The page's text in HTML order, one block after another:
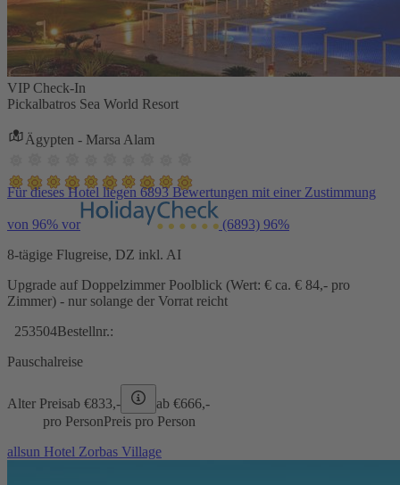
VIP Check-In
Pickalbatros Sea World Resort
Ägypten - Marsa Alam
Für dieses Hotel liegen 6893 Bewertungen mit einer Zustimmung
von 96% vor (6893) 96%
8-tägige Flugreise, DZ inkl. AI
Upgrade auf Doppelzimmer Poolblick (Wert: € ca. € 84,- pro
Zimmer) - nur solange der Vorrat reicht
253504Bestellnr.:
Pauschalreise
Alter Preisab €833,- ab €666,-
pro PersonPreis pro Person
allsun Hotel Zorbas Village